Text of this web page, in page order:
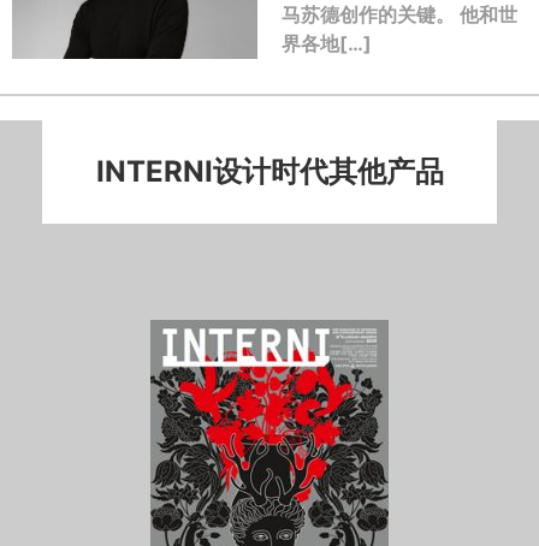
马苏德创作的关键。 他和世
界各地[…]
INTERNI设计时代其他产品